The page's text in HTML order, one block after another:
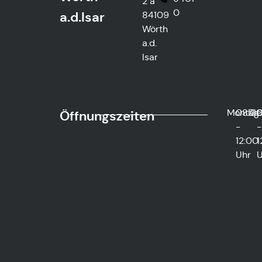
a.d.Isar
84109
Wörth
a.d.
Isar
0
Öffnungszeiten Montag
08:00
-
12:00
Uhr
-